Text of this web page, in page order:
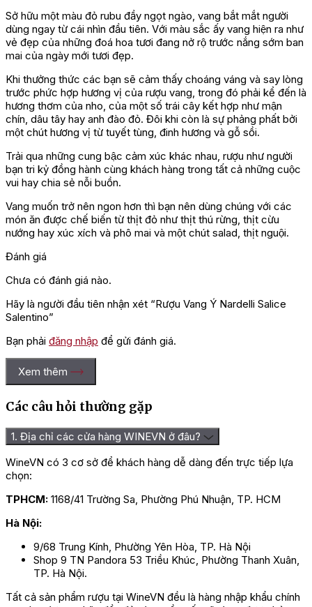
Sở hữu một màu đỏ rubu đầy ngọt ngào, vang bắt mắt người
dùng ngay từ cái nhìn đầu tiên. Với màu sắc ấy vang hiện ra như
vẻ đẹp của những đoá hoa tươi đang nở rộ trước nắng sớm ban
mai của ngày mới tươi đẹp.
Khi thưởng thức các bạn sẽ cảm thấy choáng váng và say lòng
trước phức hợp hương vị của rượu vang, trong đó phải kể đến là
hương thơm của nho, của một số trái cây kết hợp như mận
chín, dâu tây hay anh đào đỏ. Đôi khi còn là sự phảng phất bởi
một chút hương vị từ tuyết tùng, đinh hương và gỗ sồi.
Trải qua những cung bậc cảm xúc khác nhau, rượu như người
bạn tri kỷ đồng hành cùng khách hàng trong tất cả những cuộc
vui hay chia sẻ nỗi buồn.
Vang muốn trở nên ngon hơn thì bạn nên dùng chúng với các
món ăn được chế biến từ thịt đỏ như thịt thú rừng, thịt cừu
nướng hay xúc xích và phô mai và một chút salad, thịt nguội.
Đánh giá
Chưa có đánh giá nào.
Hãy là người đầu tiên nhận xét “Rượu Vang Ý Nardelli Salice
Salentino”
Bạn phải đăng nhập để gửi đánh giá.
Xem thêm
Các câu hỏi thường gặp
1. Địa chỉ các cửa hàng WINEVN ở đâu?
WineVN có 3 cơ sở để khách hàng dễ dàng đến trực tiếp lựa
chọn:
TPHCM: 1168/41 Trường Sa, Phường Phú Nhuận, TP. HCM
Hà Nội:
9/68 Trung Kính, Phường Yên Hòa, TP. Hà Nội
Shop 9 TN Pandora 53 Triều Khúc, Phường Thanh Xuân,
TP. Hà Nội.
Tất cả sản phẩm rượu tại WineVN đều là hàng nhập khẩu chính